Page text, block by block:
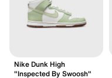
Nike Dunk High
"Inspected By Swoosh"